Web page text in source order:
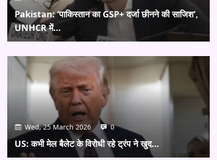
Pakistan: ‘पाकिस्तान का GSP+ दर्जा छीनने की साजिश’,
UNHCR में…
Wed, 25 March 2026 0
US: कभी मेल बैलेट के विरोधी रहे ट्रंप ने खुद…